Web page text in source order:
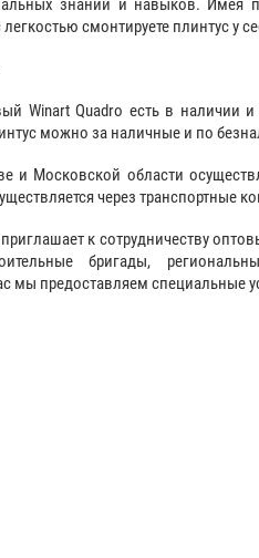
знаний и навыков. Имея
смонтируете плинтус у
Winart Quadro есть в наличии
можно за наличные и по
и Московской области
через транспортные
к сотрудничеству
бригады,
мы предоставляем специальные